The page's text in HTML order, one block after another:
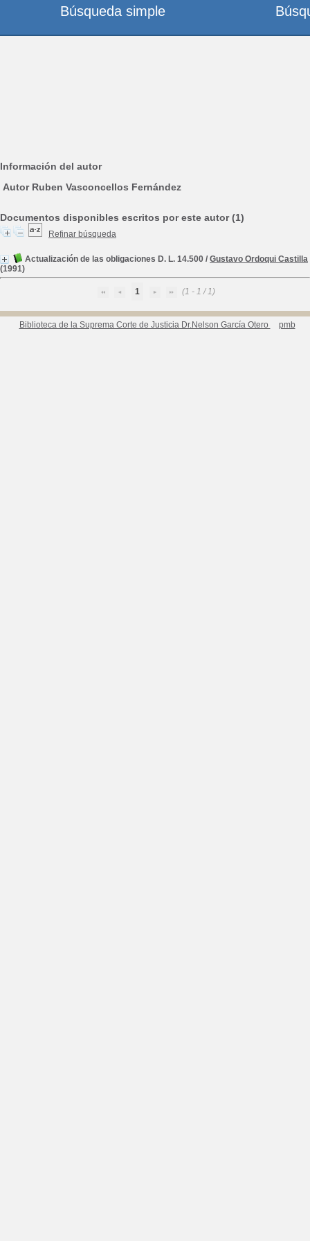
Información del autor
Autor Ruben Vasconcellos Fernández
Documentos disponibles escritos por este autor (1)
Refinar búsqueda
Actualización de las obligaciones D. L. 14.500 / Gustavo Ordoqui Castilla
(1991)
1 (1 - 1 / 1)
Biblioteca de la Suprema Corte de Justicia Dr.Nelson García Otero pmb
Búsqueda simple